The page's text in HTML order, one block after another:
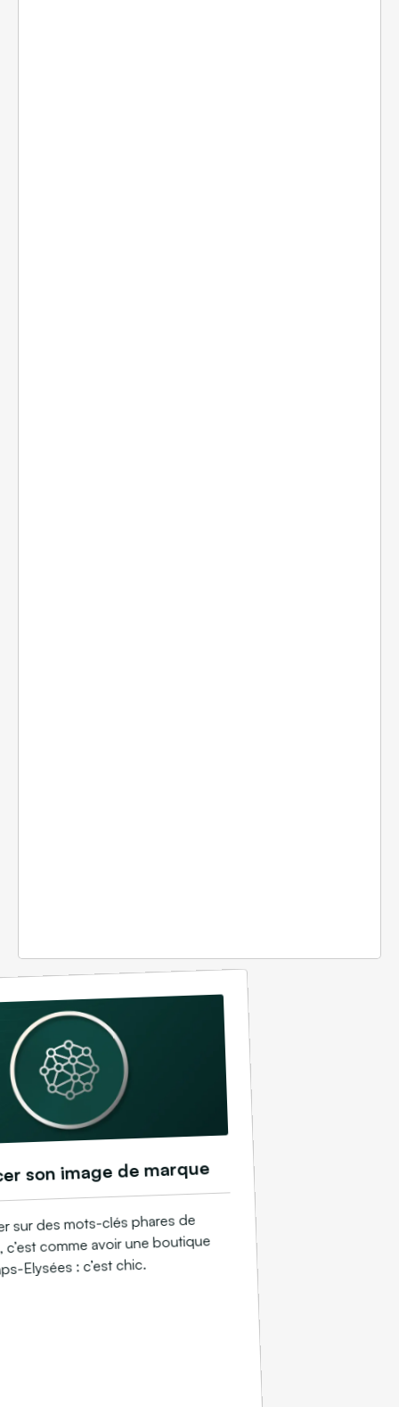
son image de marque
sur des mots-clés phares de
comme avoir une boutique
Elysées : c’est chic.​